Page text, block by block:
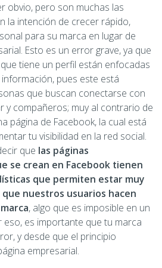
obvio, pero son muchas las
la intención de crecer rápido,
para su marca en lugar de
Esto es un error grave, ya que
tiene un perfil están enfocadas
pues este está
que buscan conectarse con
y compañeros; muy al contrario de
página de Facebook, la cual está
tu visibilidad en la red social.
que las páginas
se crean en Facebook tienen
que permiten estar muy
nuestros usuarios hacen
, algo que es imposible en un
eso, es importante que tu marca
y desde que el principio
empresarial.